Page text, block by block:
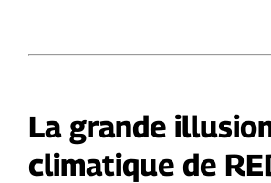
La grande
climatique de